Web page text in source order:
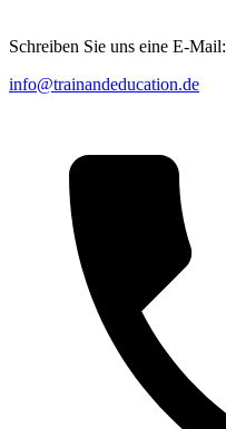
Schreiben Sie uns eine E-Mail:
info@trainandeducation.de